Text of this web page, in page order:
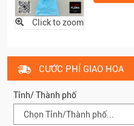
Click to zoom
CƯỚC PHÍ GIAO HOA
Tỉnh/ Thành phố